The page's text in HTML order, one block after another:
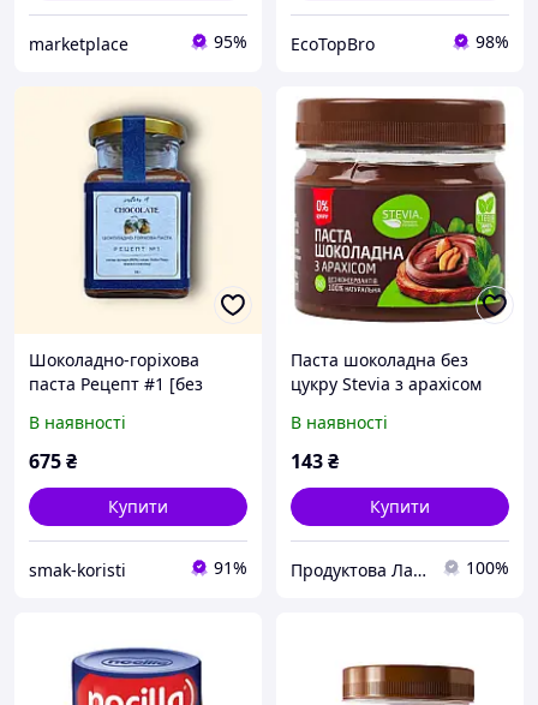
marketplace 95% EcoTopBro 98%
Шоколадно-горіхова
паста Рецепт #1 [без
sisterschocolate
В наявності
675₴
Купити
smak-koristi 91%
Паста шоколадна без
цукру Stevia з арахісом
В наявності
143₴
Купити
Продуктова Лавка 100%